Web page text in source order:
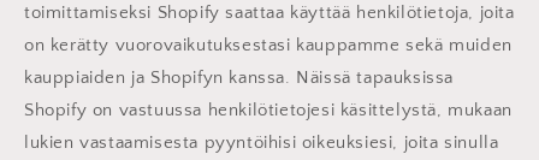
toimittamiseksi Shopify saattaa käyttää henkilötietoja, joita
on kerätty vuorovaikutuksestasi kauppamme sekä muiden
kauppiaiden ja Shopifyn kanssa. Näissä tapauksissa
Shopify on vastuussa henkilötietojesi käsittelystä, mukaan
lukien vastaamisesta pyyntöihisi oikeuksiesi, joita sinulla